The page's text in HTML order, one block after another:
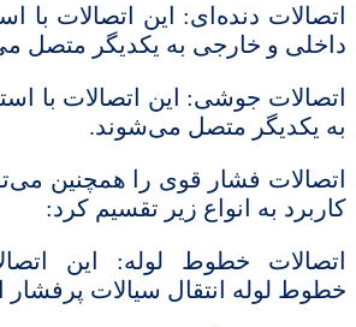
اتصالات دنده‌ای: این اتصالات با
داخلی و خارجی به یکدیگر متصل
اتصالات جوشی: این اتصالات با
به یکدیگر متصل می‌شوند.
اتصالات فشار قوی را همچنین
کاربرد به انواع زیر تقسیم کرد:
اتصالات خطوط لوله: این
خطوط لوله انتقال سیالات